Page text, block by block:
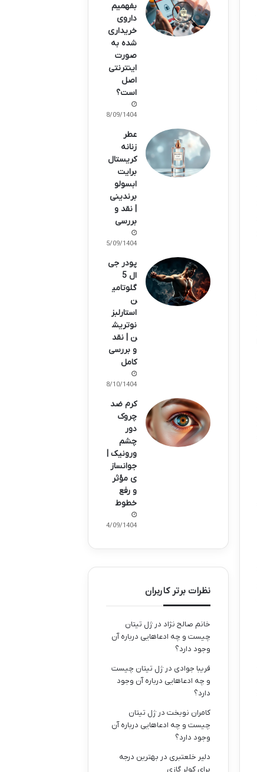
بفهمیم
داروی
خریداری
شده به
صورت
اینترنتی
اصل
است؟
18/09/1404
عطر
زنانه
کریستال
برایت
ابسولو
برندینی
| نقد و
بررسی
15/09/1404
پودر جی
ال 5
گلوتامی
ن
استارلبز
نوتریش
ن | نقد
و بررسی
کامل
08/10/1404
کرم ضد
چروک
دور
چشم
ورونیک |
جوانساز
ی مؤثر
و رفع
خطوط
14/09/1404
نظرات برتر کاربران
خانم صالح نژاد در ژل تیتان
چیست و چه ادعاهایی درباره آن
وجود دارد؟
فریبا جوادی در ژل تیتان چیست
و چه ادعاهایی درباره آن وجود
دارد؟
کامران نوبختدر ژل تیتان
چیست و چه ادعاهایی درباره آن
وجود دارد؟
دلیر خلعتبری در بهترین درجه
برای کولر گازی